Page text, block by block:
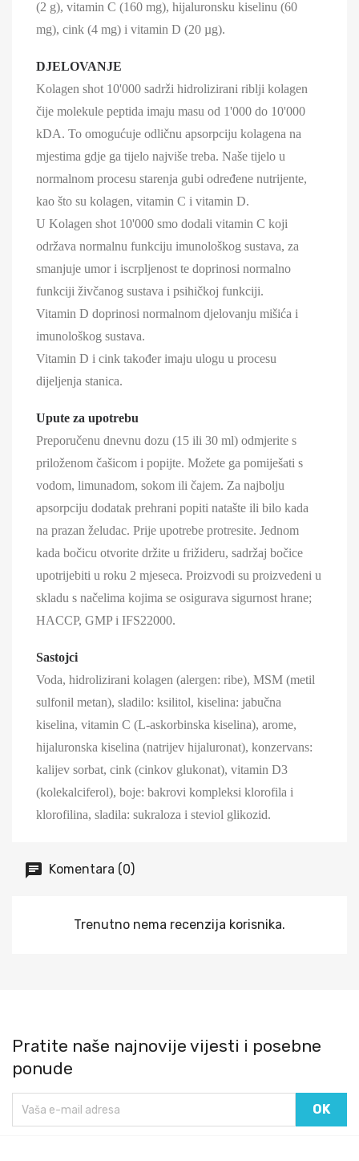
(2 g), vitamin C (160 mg), hijaluronsku kiselinu (60
mg), cink (4 mg) i vitamin D (20 µg).
DJELOVANJE
Kolagen shot 10'000 sadrži hidrolizirani riblji kolagen
čije molekule peptida imaju masu od 1'000 do 10'000
kDA. To omogućuje odličnu apsorpciju kolagena na
mjestima gdje ga tijelo najviše treba. Naše tijelo u
normalnom procesu starenja gubi određene nutrijente,
kao što su kolagen, vitamin C i vitamin D.
U Kolagen shot 10'000 smo dodali vitamin C koji
održava normalnu funkciju imunološkog sustava, za
smanjuje umor i iscrpljenost te doprinosi normalno
funkciji živčanog sustava i psihičkoj funkciji.
Vitamin D doprinosi normalnom djelovanju mišića i
imunološkog sustava.
Vitamin D i cink također imaju ulogu u procesu
dijeljenja stanica.
Upute za upotrebu
Preporučenu dnevnu dozu (15 ili 30 ml) odmjerite s
priloženom čašicom i popijte. Možete ga pomiješati s
vodom, limunadom, sokom ili čajem. Za najbolju
apsorpciju dodatak prehrani popiti natašte ili bilo kada
na prazan želudac. Prije upotrebe protresite. Jednom
kada bočicu otvorite držite u frižideru, sadržaj bočice
upotrijebiti u roku 2 mjeseca. Proizvodi su proizvedeni u
skladu s načelima kojima se osigurava sigurnost hrane;
HACCP, GMP i IFS22000.
Sastojci
Voda, hidrolizirani kolagen (alergen: ribe), MSM (metil
sulfonil metan), sladilo: ksilitol, kiselina: jabučna
kiselina, vitamin C (L-askorbinska kiselina), arome,
hijaluronska kiselina (natrijev hijaluronat), konzervans:
kalijev sorbat, cink (cinkov glukonat), vitamin D3
(kolekalciferol), boje: bakrovi kompleksi klorofila i
klorofilina, sladila: sukraloza i steviol glikozid.
Komentara (0)
Trenutno nema recenzija korisnika.
Pratite naše najnovije vijesti i posebne
ponude